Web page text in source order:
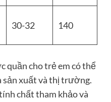
30-32 140
quần cho trẻ em có thể
sản xuất và thị trường.
chất tham khảo và